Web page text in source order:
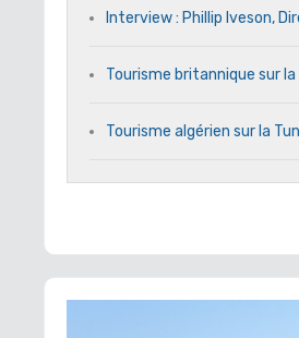
Interview : Phillip Iveson,
Tourisme britannique sur
Tourisme algérien sur la